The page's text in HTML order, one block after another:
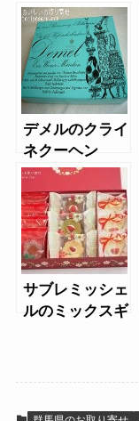
アムラスク
デメルのクライ
ネクーヘン
サブレミッシェ
ルのミックスギ